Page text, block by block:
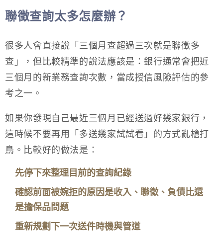
聯徵查詢太多怎麼辦？
很多人會直接說「三個月查超過三次就是聯徵多
查」，但比較精準的說法應該是：銀行通常會把近
三個月的新業務查詢次數，當成授信風險評估的參
考之一。
如果你發現自己最近三個月已經送過好幾家銀行，
這時候不要再用「多送幾家試試看」的方式亂槍打
鳥。比較好的做法是：
先停下來整理目前的查詢紀錄
確認前面被婉拒的原因是收入、聯徵、負債比還
是擔保品問題
重新規劃下一次送件時機與管道